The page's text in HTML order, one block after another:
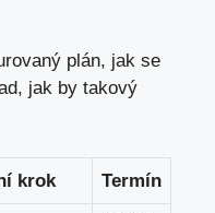
plán, jak se
jak by takový
krok Termín